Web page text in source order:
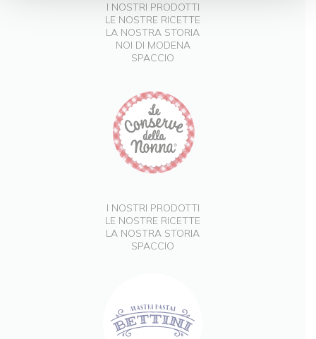
I NOSTRI PRODOTTI
LE NOSTRE RICETTE
LA NOSTRA STORIA
NOI DI MODENA
SPACCIO
I NOSTRI PRODOTTI
LE NOSTRE RICETTE
LA NOSTRA STORIA
SPACCIO